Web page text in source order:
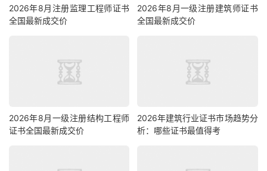
2026年8月注册监理工程师证书
全国最新成交价
2026年8月一级注册建筑师证书
全国最新成交价
2026年8月一级注册结构工程师
证书全国最新成交价
2026年建筑行业证书市场趋势分
析：哪些证书最值得考